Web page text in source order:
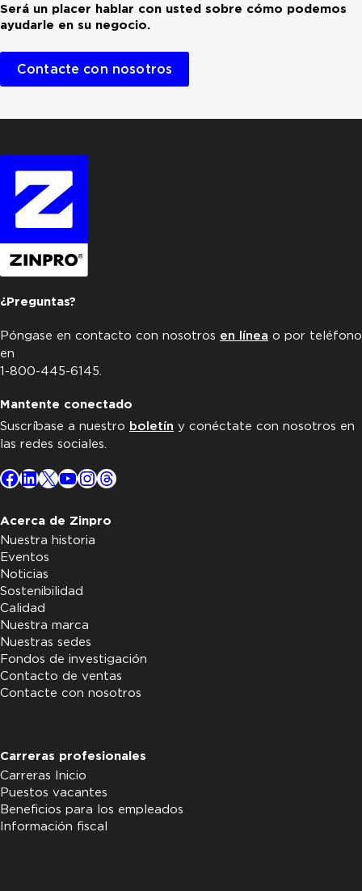
Será un placer hablar con usted sobre cómo podemos
ayudarle en su negocio.
Contacte con nosotros
¿Preguntas?
Póngase en contacto con nosotros en línea o por teléfono
en
1-800-445-6145.
Mantente conectado
Suscríbase a nuestro boletín y conéctate con nosotros en
las redes sociales.
Facebook
LinkedIn
X YouTube
Instagram
Threads
Acerca de Zinpro
Nuestra historia
Eventos
Noticias
Sostenibilidad
Calidad
Nuestra marca
Nuestras sedes
Fondos de investigación
Contacto de ventas
Contacte con nosotros
Carreras profesionales
Carreras Inicio
Puestos vacantes
Beneficios para los empleados
Información fiscal